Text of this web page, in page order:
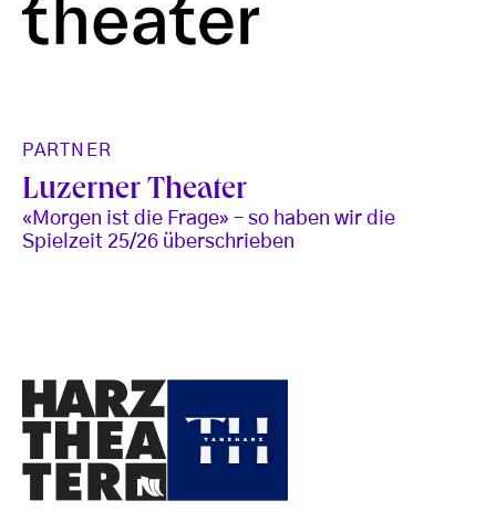
PARTNER
Luzerner Theater
«Morgen ist die Frage» – so haben wir die
Spielzeit 25/26 überschrieben